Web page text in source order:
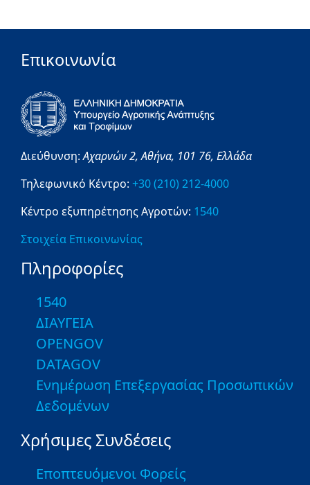
Επικοινωνία
Διεύθυνση:Αχαρνών 2,Αθήνα, 101 76, Ελλάδα
Τηλεφωνικό Κέντρο: +30 (210) 212-4000
Κέντρο εξυπηρέτησης Αγροτών: 1540
Στοιχεία Επικοινωνίας
Πληροφορίες
1540
ΔΙΑΥΓΕΙΑ
OPENGOV
DATAGOV
Ενημέρωση Επεξεργασίας Προσωπικών
Δεδομένων
Χρήσιμες Συνδέσεις
Εποπτευόμενοι Φορείς